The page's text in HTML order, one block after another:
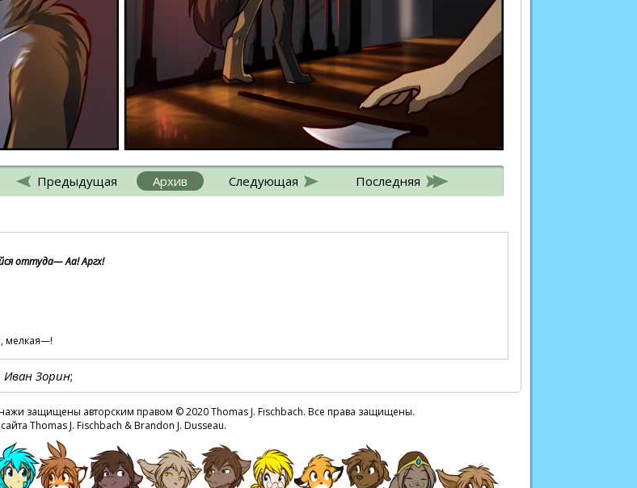
Предыдущая Архив Следующая Последняя
оттуда— Аа! Аргх!
мелкая—!
Да что же ты такое? Фамильяр?
себя самой умной, не так ли!?
Иван Зорин;
защищены авторским правом © 2020 Thomas J. Fischbach. Все права защищены.
Thomas J. Fischbach & Brandon J. Dusseau.